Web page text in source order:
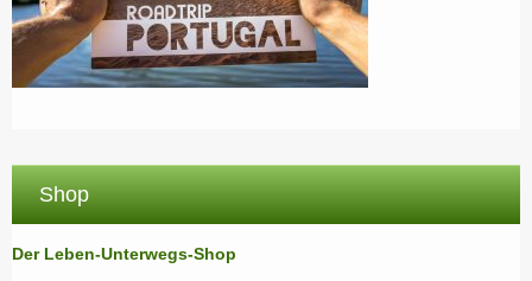
Shop
Der Leben-Unterwegs-Shop